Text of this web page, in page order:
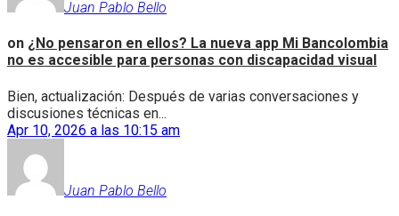
Juan Pablo Bello
on ¿No pensaron en ellos? La nueva app Mi Bancolombia
no es accesible para personas con discapacidad visual
Bien, actualización: Después de varias conversaciones y
discusiones técnicas en...
Apr 10, 2026 a las 10:15 am
Juan Pablo Bello